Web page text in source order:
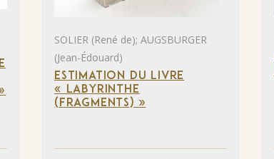
SOLIER (René de); AUGSBURGER
(Jean-Édouard)
ESTIMATION DU LIVRE
« LABYRINTHE
(FRAGMENTS) »